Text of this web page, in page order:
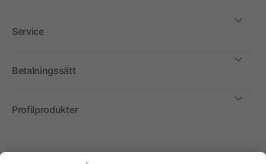
Service
Betalningssätt
Profilprodukter